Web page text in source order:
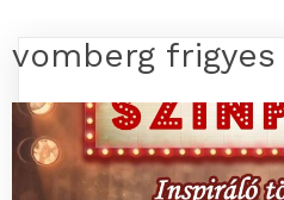
vomberg frigyes